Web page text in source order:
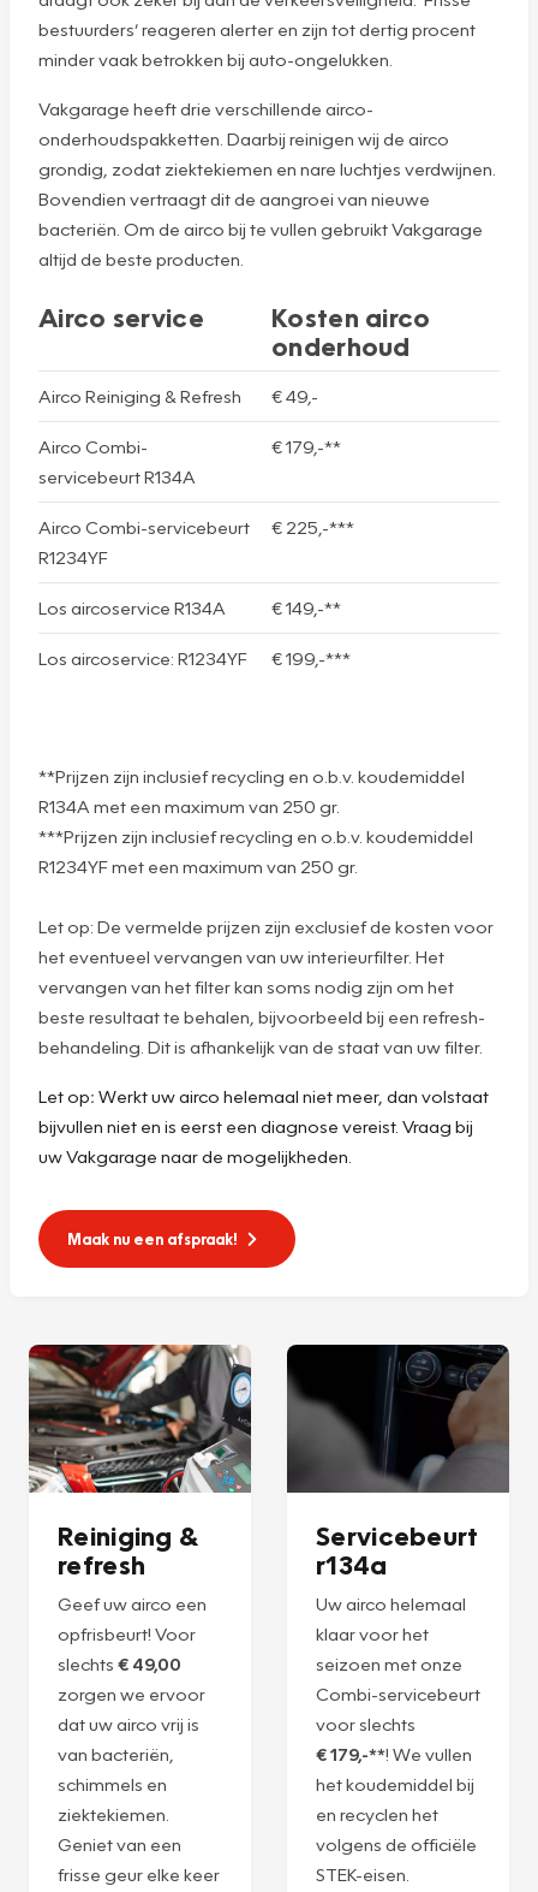
bestuurders’ reageren alerter en zijn tot dertig procent
minder vaak betrokken bij auto-ongelukken.
Vakgarage heeft drie verschillende airco-
onderhoudspakketten. Daarbij reinigen wij de airco
grondig, zodat ziektekiemen en nare luchtjes verdwijnen.
Bovendien vertraagt dit de aangroei van nieuwe
bacteriën. Om de airco bij te vullen gebruikt Vakgarage
altijd de beste producten.
Airco service
Kosten airco
onderhoud
Airco Reiniging & Refresh € 49,-
Airco Combi-
servicebeurt R134A
€ 179,-**
Airco Combi-servicebeurt
R1234YF
€ 225,-***
Los aircoservice R134A € 149,-**
Los aircoservice: R1234YF € 199,-***
**Prijzen zijn inclusief recycling en o.b.v. koudemiddel
R134A met een maximum van 250 gr.
***Prijzen zijn inclusief recycling en o.b.v. koudemiddel
R1234YF met een maximum van 250 gr.
Let op: De vermelde prijzen zijn exclusief de kosten voor
het eventueel vervangen van uw interieurfilter. Het
vervangen van het filter kan soms nodig zijn om het
beste resultaat te behalen, bijvoorbeeld bij een refresh-
behandeling. Dit is afhankelijk van de staat van uw filter.
Let op: Werkt uw airco helemaal niet meer, dan volstaat
bijvullen niet en is eerst een diagnose vereist. Vraag bij
uw Vakgarage naar de mogelijkheden.
Maak nu een afspraak!
Reiniging &
refresh
Geef uw airco een
opfrisbeurt! Voor
slechts € 49,00
zorgen we ervoor
dat uw airco vrij is
van bacteriën,
schimmels en
ziektekiemen.
Geniet van een
frisse geur elke keer
Servicebeurt
r134a
Uw airco helemaal
klaar voor het
seizoen met onze
Combi-servicebeurt
voor slechts
€ 179,-**! We vullen
het koudemiddel bij
en recyclen het
volgens de officiële
STEK-eisen.